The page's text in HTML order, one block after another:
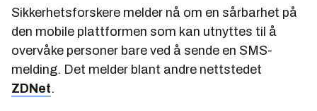
Sikkerhetsforskere melder nå om en sårbarhet på
den mobile plattformen som kan utnyttes til å
overvåke personer bare ved å sende en SMS-
melding. Det melder blant andre nettstedet
ZDNet.